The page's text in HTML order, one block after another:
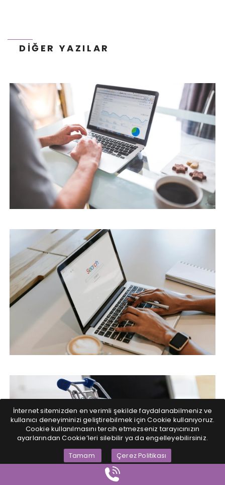
DIĞER YAZILAR
SEM NEDIR?
E-İHRACAT İÇIN EN İYI VE EN UYGUN
SITELER
İnternet sitemizden en verimli şekilde faydalanabilmeniz ve
kullanıcı deneyiminizi geliştirebilmek için Cookie kullanıyoruz.
Cookie kullanılmasını tercih etmezseniz tarayıcınızın
ayarlarından Cookie’leri silebilir ya da engelleyebilirsiniz.
Tamam Çerez Politikası